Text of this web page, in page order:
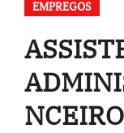
EMPREGOS
NCEIRO